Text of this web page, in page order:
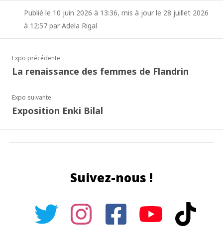
Publié le 10 juin 2026 à 13:36, mis à jour le 28 juillet 2026
à 12:57 par Adela Rigal
Expo précédente
La renaissance des femmes de Flandrin
Expo suivante
Exposition Enki Bilal
Suivez-nous !